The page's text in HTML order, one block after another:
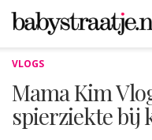
VLOGS
Mama Kim
spierziekte bij